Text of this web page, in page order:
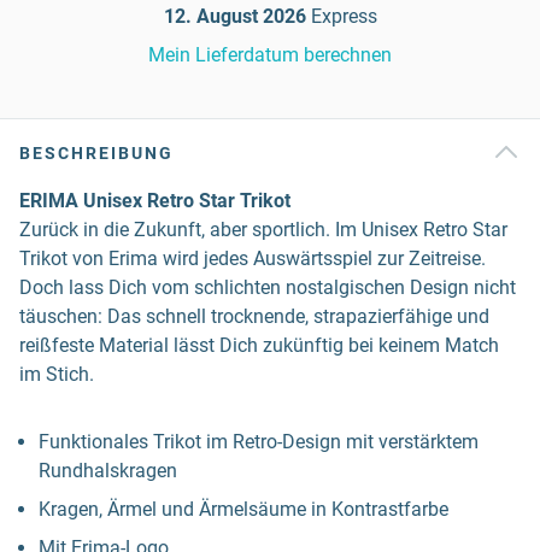
12. August 2026 Express
Mein Lieferdatum berechnen
BESCHREIBUNG
ERIMA Unisex Retro Star Trikot
Zurück in die Zukunft, aber sportlich. Im Unisex Retro Star
Trikot von Erima wird jedes Auswärtsspiel zur Zeitreise.
Doch lass Dich vom schlichten nostalgischen Design nicht
täuschen: Das schnell trocknende, strapazierfähige und
reißfeste Material lässt Dich zukünftig bei keinem Match
im Stich.
Funktionales Trikot im Retro-Design mit verstärktem
Rundhalskragen
Kragen, Ärmel und Ärmelsäume in Kontrastfarbe